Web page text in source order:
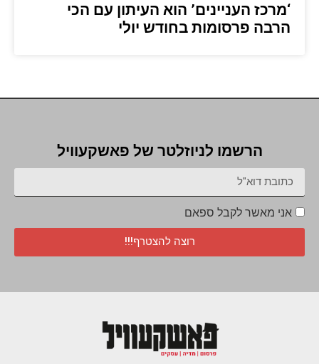
‘מרכז העניינים’ הוא העיתון עם הכי
הרבה פרסומות בחודש יולי
הרשמו לניוזלטר של פאשקעוויל
אני מאשר לקבל ספאם
רוצה להצטרף!!!